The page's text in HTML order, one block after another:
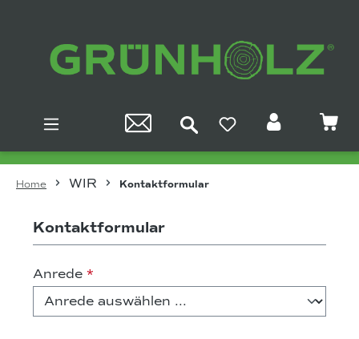
Home WIR Kontaktformular
Kontaktformular
Anrede *